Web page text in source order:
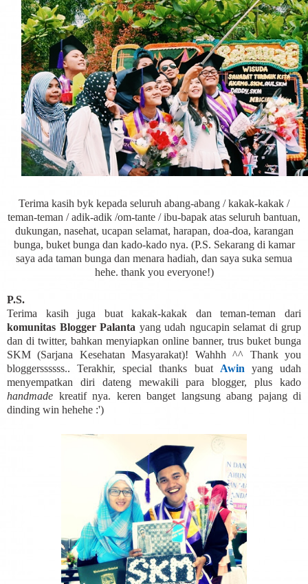
Terima kasih byk kepada seluruh abang-abang / kakak-kakak /
teman-teman / adik-adik /om-tante / ibu-bapak atas seluruh bantuan,
dukungan, nasehat, ucapan selamat, harapan, doa-doa, karangan
bunga, buket bunga dan kado-kado nya. (P.S. Sekarang di kamar
saya ada taman bunga dan menara hadiah, dan saya suka semua
hehe. thank you everyone!)
P.S.
Terima kasih juga buat kakak-kakak dan teman-teman dari
komunitas Blogger Palanta yang udah ngucapin selamat di grup
dan di twitter, bahkan menyiapkan online banner, trus buket bunga
SKM (Sarjana Kesehatan Masyarakat)! Wahhh ^^ Thank you
bloggerssssss.. Terakhir, special thanks buat Awin yang udah
menyempatkan diri dateng mewakili para blogger, plus kado
handmade kreatif nya. keren banget langsung abang pajang di
dinding win hehehe :')